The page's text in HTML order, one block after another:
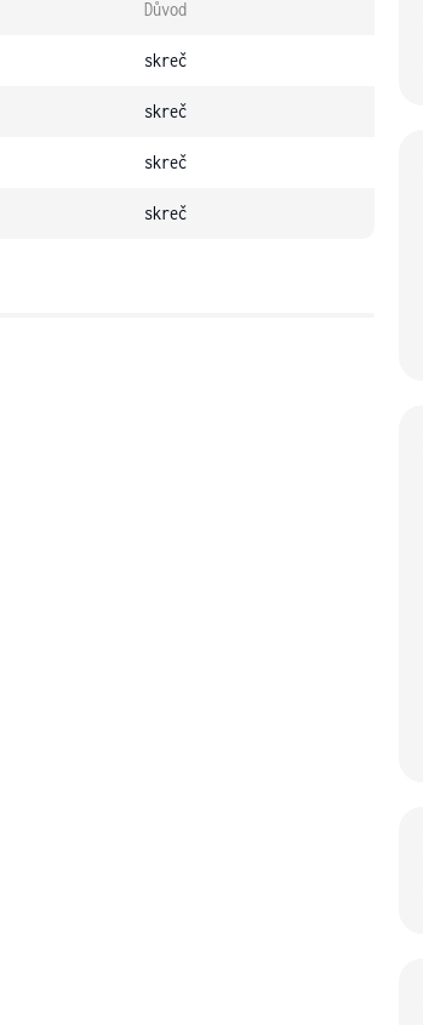
Důvod
skreč
skreč
skreč
skreč